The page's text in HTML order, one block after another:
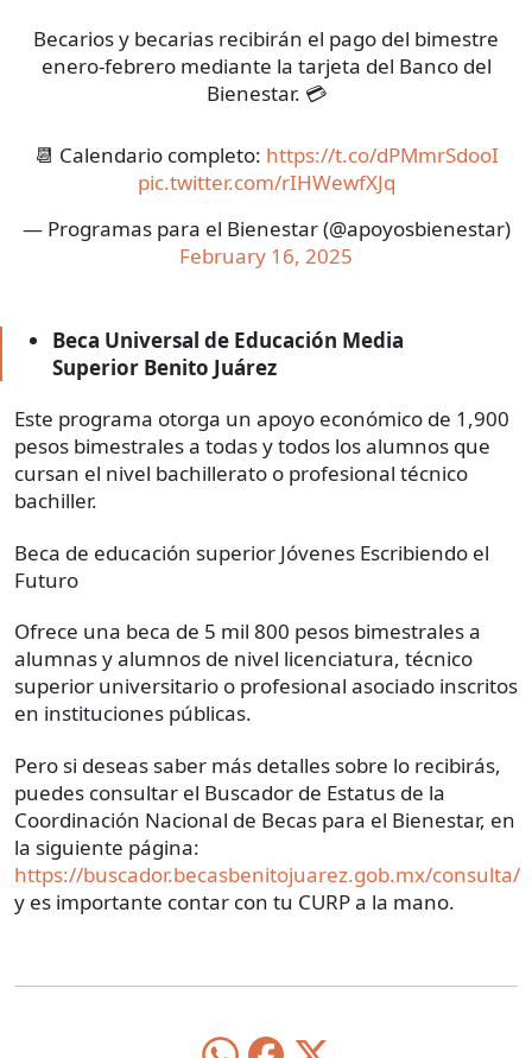
Becarios y becarias recibirán el pago del bimestre
enero-febrero mediante la tarjeta del Banco del
Bienestar. 💳
📆 Calendario completo: https://t.co/dPMmrSdooI
pic.twitter.com/rIHWewfXJq
— Programas para el Bienestar (@apoyosbienestar)
February 16, 2025
Beca Universal de Educación Media
Superior Benito Juárez
Este programa otorga un apoyo económico de 1,900
pesos bimestrales a todas y todos los alumnos que
cursan el nivel bachillerato o profesional técnico
bachiller.
Beca de educación superior Jóvenes Escribiendo el
Futuro
Ofrece una beca de 5 mil 800 pesos bimestrales a
alumnas y alumnos de nivel licenciatura, técnico
superior universitario o profesional asociado inscritos
en instituciones públicas.
Pero si deseas saber más detalles sobre lo recibirás,
puedes consultar el Buscador de Estatus de la
Coordinación Nacional de Becas para el Bienestar, en
la siguiente página:
https://buscador.becasbenitojuarez.gob.mx/consulta/
y es importante contar con tu CURP a la mano.